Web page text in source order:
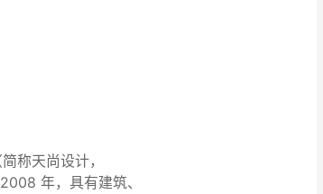
称天尚设计，
年，具有建筑、